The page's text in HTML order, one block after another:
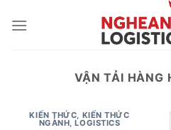
VẬN TẢI HÀNG
KIẾN THỨC, KIẾN THỨC
NGÀNH,LOGISTICS